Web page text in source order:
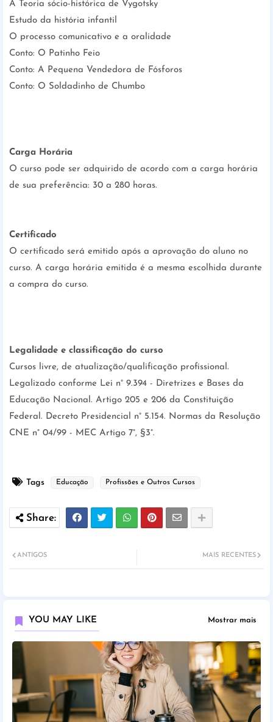
A Teoria sócio-histórica de Vygotsky
Estudo da história infantil
O processo comunicativo e a oralidade
Conto: O Patinho Feio
Conto: A Pequena Vendedora de Fósforos
Conto: O Soldadinho de Chumbo
Carga Horária
O curso pode ser adquirido de acordo com a carga horária
de sua preferência: 30 a 280 horas.
Certificado
O certificado será emitido após a aprovação do aluno no
curso. A carga horária emitida é a mesma escolhida durante
a compra do curso.
Legalidade e classificação do curso
Cursos livre, de atualização/qualificação profissional.
Legalizado conforme Lei n° 9.394 - Diretrizes e Bases da
Educação Nacional. Artigo 205 e 206 da Constituição
Federal. Decreto Presidencial n° 5.154. Normas da Resolução
CNE n° 04/99 - MEC Artigo 7°, §3°.
Tags Educação Profissões e Outros Cursos
MAIS RECENTES
ANTIGOS
YOU MAY LIKE Mostrar mais